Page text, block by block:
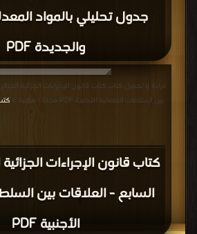
جدول تحليلي بالمواد
والجديدة PDF
كتاب قانون الإجراءات
السابع - العلاقات بين
الأجنبية PDF
قراءة و تحميل كتاب كتاب قانون الإجراءات الجزائية
بين السلطات القضائية الأجنبية PDF مجانا | مكتبة >